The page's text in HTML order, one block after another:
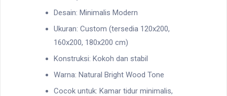
Desain: Minimalis Modern
Ukuran: Custom (tersedia 120x200,
160x200, 180x200 cm)
Konstruksi: Kokoh dan stabil
Warna: Natural Bright Wood Tone
Cocok untuk: Kamar tidur minimalis,